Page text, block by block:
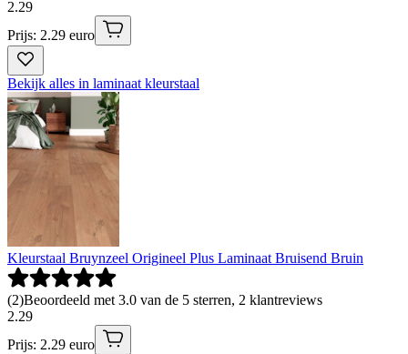
2.29
Prijs: 2.29 euro
Bekijk alles in laminaat kleurstaal
Kleurstaal Bruynzeel Origineel Plus Laminaat Bruisend Bruin
(2)Beoordeeld met 3.0 van de 5 sterren, 2 klantreviews
2.29
Prijs: 2.29 euro